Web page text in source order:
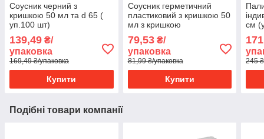
Соусник черний з
кришкою 50 мл та d 65 (
уп.100 шт)
139,49 ₴/
упаковка
169,49 ₴/упаковка
Купити
Соусник герметичний
пластиковий з кришкою 50
мл з кришкою
79,53₴/
упаковка
81,99 ₴/упаковка
Купити
см
245
Подібні товари компанії